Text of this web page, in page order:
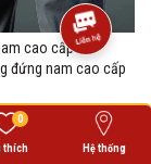
cao cấp
đứng nam cao cấp
thích
0
Hệ thống